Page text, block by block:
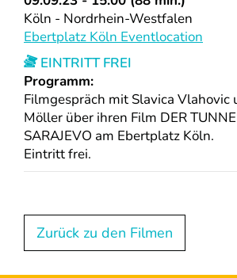
Köln - Nordrhein-Westfalen
Ebertplatz Köln Eventlocation
EINTRITT FREI
Programm:
Filmgespräch mit Slavica Vlahovic
Möller über ihren Film DER
SARAJEVO am Ebertplatz Köln.
Eintritt frei.
Zurück zu den Filmen